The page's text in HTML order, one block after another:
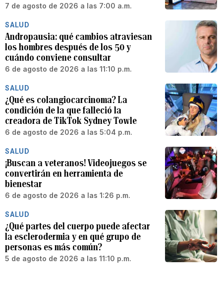
7 de agosto de 2026 a las 7:00 a.m.
SALUD
Andropausia: qué cambios atraviesan
los hombres después de los 50 y
cuándo conviene consultar
6 de agosto de 2026 a las 11:10 p.m.
SALUD
¿Qué es colangiocarcinoma? La
condición de la que falleció la
creadora de TikTok Sydney Towle
6 de agosto de 2026 a las 5:04 p.m.
SALUD
¡Buscan a veteranos! Videojuegos se
convertirán en herramienta de
bienestar
6 de agosto de 2026 a las 1:26 p.m.
SALUD
¿Qué partes del cuerpo puede afectar
la esclerodermia y en qué grupo de
personas es más común?
5 de agosto de 2026 a las 11:10 p.m.